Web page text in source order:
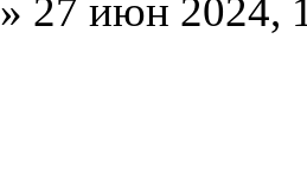
» 27 июн 2024,